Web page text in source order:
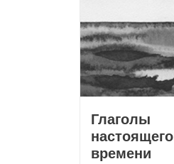
Глаголы
настоящего
времени